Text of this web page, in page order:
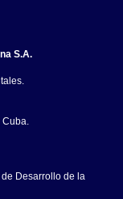
S.A.
Cuba.
Desarrollo de la